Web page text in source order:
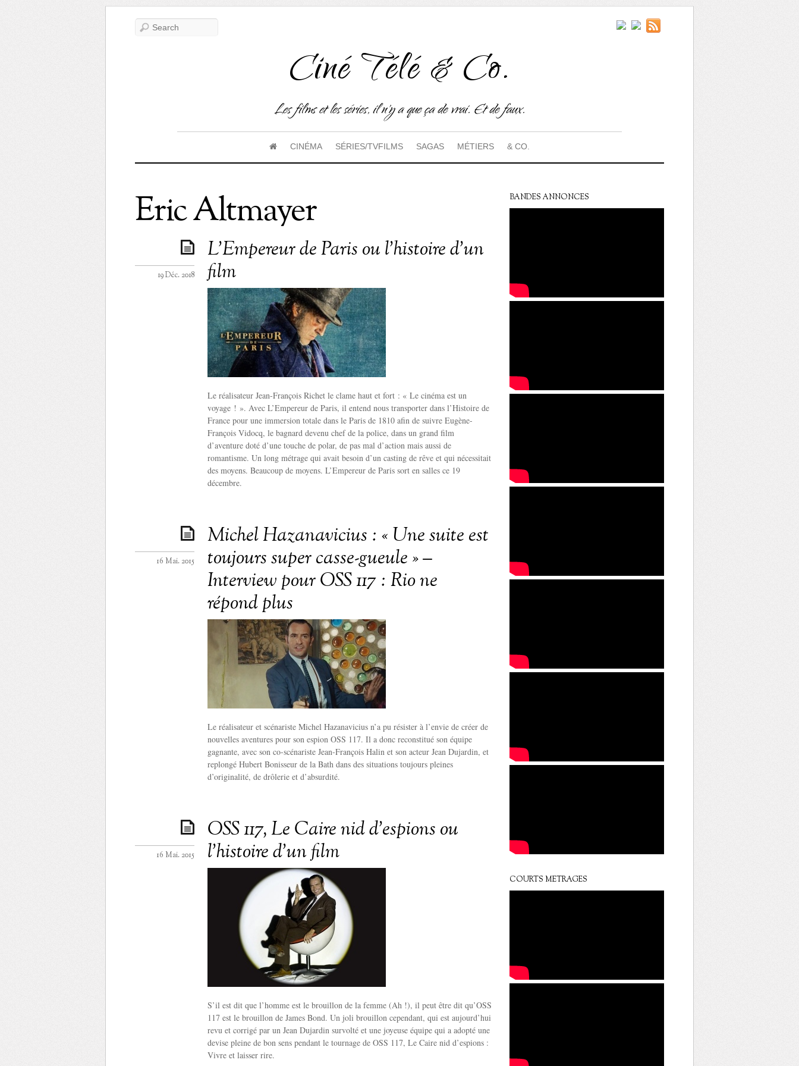
Ciné Télé & Co.
Les films et les séries, il n'y a que ça de vrai. Et de faux.
CINÉMA SÉRIES/TVFILMS SAGAS MÉTIERS & CO.
Eric Altmayer
L’Empereur de Paris ou l’histoire d’un
film
19 Déc. 2018
Le réalisateur Jean-François Richet le clame haut et fort : « Le cinéma est un
voyage ! ». Avec L’Empereur de Paris, il entend nous transporter dans l’Histoire de
France pour une immersion totale dans le Paris de 1810 afin de suivre Eugène-
François Vidocq, le bagnard devenu chef de la police, dans un grand film
d’aventure doté d’une touche de polar, de pas mal d’action mais aussi de
romantisme. Un long métrage qui avait besoin d’un casting de rêve et qui nécessitait
des moyens. Beaucoup de moyens. L’Empereur de Paris sort en salles ce 19
décembre.
Michel Hazanavicius : « Une suite est
toujours super casse-gueule » –
Interview pour OSS 117 : Rio ne
répond plus
16 Mai. 2015
Le réalisateur et scénariste Michel Hazanavicius n’a pu résister à l’envie de créer de
nouvelles aventures pour son espion OSS 117. Il a donc reconstitué son équipe
gagnante, avec son co-scénariste Jean-François Halin et son acteur Jean Dujardin, et
replongé Hubert Bonisseur de la Bath dans des situations toujours pleines
d’originalité, de drôlerie et d’absurdité.
OSS 117, Le Caire nid d’espions ou
l’histoire d’un film
16 Mai. 2015
S’il est dit que l’homme est le brouillon de la femme (Ah !), il peut être dit qu’OSS
117 est le brouillon de James Bond. Un joli brouillon cependant, qui est aujourd’hui
revu et corrigé par un Jean Dujardin survolté et une joyeuse équipe qui a adopté une
devise pleine de bon sens pendant le tournage de OSS 117, Le Caire nid d’espions :
Vivre et laisser rire.
BANDES ANNONCES
COURTS METRAGES